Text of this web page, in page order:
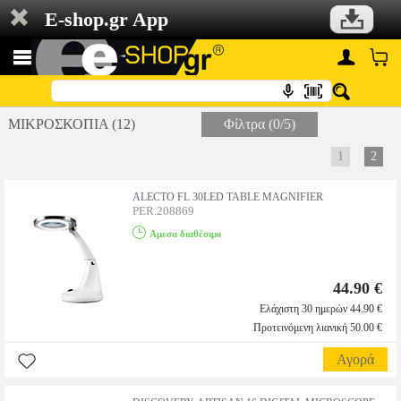
E-shop.gr App
ΜΙΚΡΟΣΚΟΠΙΑ (12) Φίλτρα (0/5)
1 2
ALECTO FL 30LED TABLE MAGNIFIER
PER.208869
Αμεσα διαθέσιμο
44.90 €
Ελάχιστη 30 ημερών 44.90 €
Προτεινόμενη λιανική 50.00 €
Αγορά